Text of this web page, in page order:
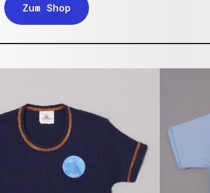
Zum Shop